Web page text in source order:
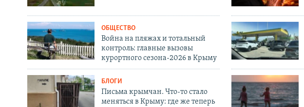
ОБЩЕСТВО
Война на пляжах и тотальный
контроль: главные вызовы
курортного сезона-2026 в Крыму
БЛОГИ
Письма крымчан. Что-то стало
меняться в Крыму: где же теперь